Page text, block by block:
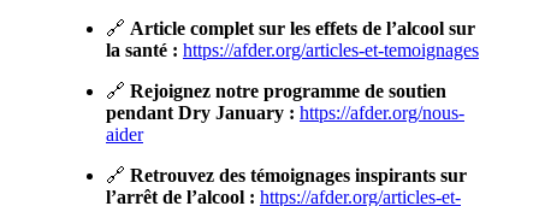
🔗 Article complet sur les effets de l’alcool sur
la santé : https://afder.org/articles-et-temoignages
🔗 Rejoignez notre programme de soutien
pendant Dry January : https://afder.org/nous-
aider
🔗 Retrouvez des témoignages inspirants sur
l’arrêt de l’alcool : https://afder.org/articles-et-